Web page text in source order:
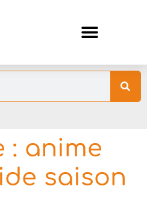
: anime
saison